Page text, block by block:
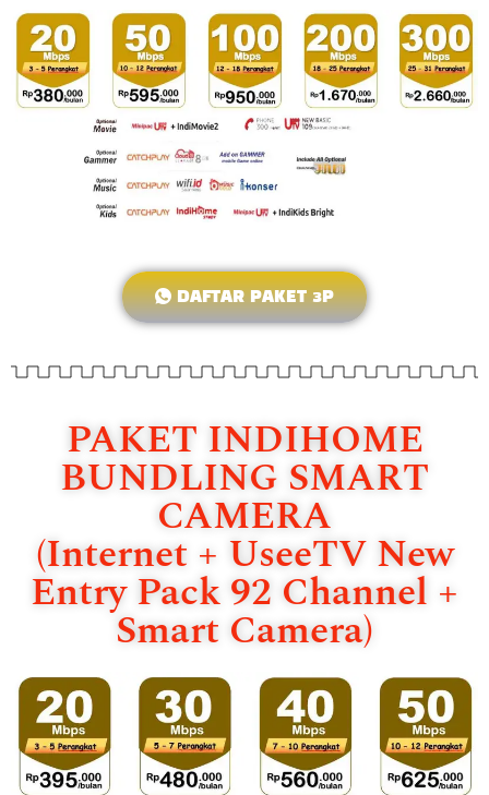
DAFTAR PAKET 3P
PAKET INDIHOME
BUNDLING SMART
CAMERA
(Internet + UseeTV New
Entry Pack 92 Channel +
Smart Camera)